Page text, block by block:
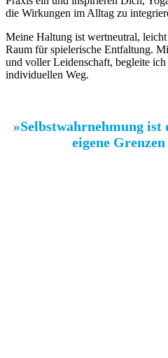
die Wirkungen im Alltag zu
Meine Haltung ist wertneutral,
Raum für spielerische Entfaltung.
und voller Leidenschaft, begleite
individuellen Weg.
»Selbstwahrnehmung ist
eigene